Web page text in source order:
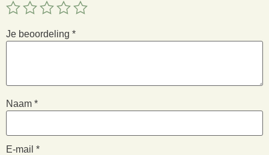
Je beoordeling *
Naam *
E-mail *